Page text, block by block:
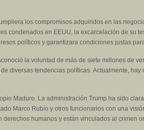
los compromisos adquiridos en las
condenados en EEUU, la excarcelación de su
políticos y garantizara condiciones justas
la voluntad de más de siete millones de
diversas tendencias políticas. Actualmente,
Maduro. La administración Trump ha sido
Marco Rubio y otros funcionarios con una
humanos y están vinculados al crimen